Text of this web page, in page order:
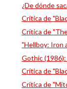
¿De dónde
Crítica de
Crítica de
"Hellboy: Iron
Gothic (1986):
Crítica de
Crítica de